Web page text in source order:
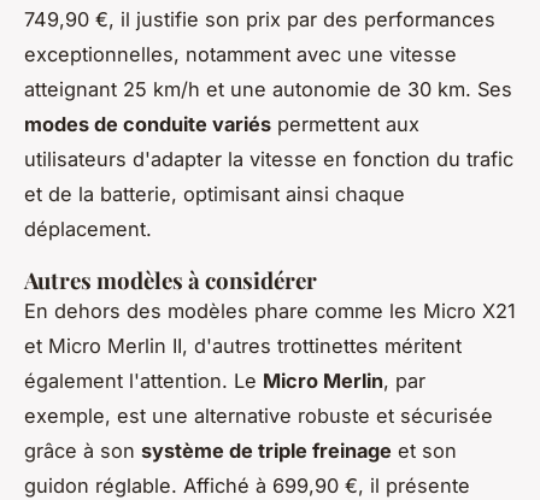
749,90 €, il justifie son prix par des performances
exceptionnelles, notamment avec une vitesse
atteignant 25 km/h et une autonomie de 30 km. Ses
modes de conduite variés permettent aux
utilisateurs d'adapter la vitesse en fonction du trafic
et de la batterie, optimisant ainsi chaque
déplacement.
Autres modèles à considérer
En dehors des modèles phare comme les Micro X21
et Micro Merlin II, d'autres trottinettes méritent
également l'attention. Le Micro Merlin, par
exemple, est une alternative robuste et sécurisée
grâce à son système de triple freinage et son
guidon réglable. Affiché à 699,90 €, il présente